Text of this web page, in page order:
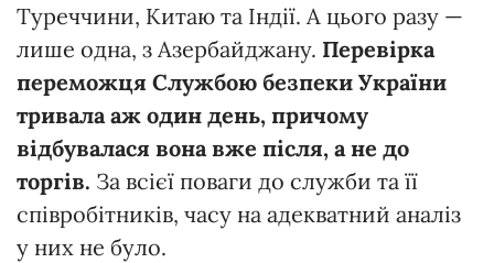
Туреччини, Китаю та Індії. А цього разу —
лише одна, з Азербайджану. Перевірка
переможця Службою безпеки України
тривала аж один день, причому
відбувалася вона вже після, а не до
торгів. За всієї поваги до служби та її
співробітників, часу на адекватний аналіз
у них не було.